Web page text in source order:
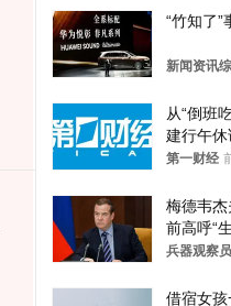
“竹知了
新闻资讯
从“倒班
建行午
论？
第一财经
梅德韦
前高呼“
又换了
兵器观察员
借宿女